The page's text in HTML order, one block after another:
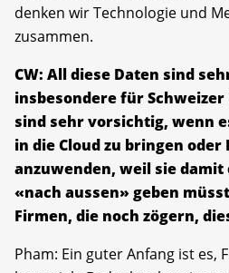
denken wir Technologie und
zusammen.
CW: All diese Daten sind
insbesondere für
sind sehr vorsichtig, wenn
in die Cloud zu bringen oder
anzuwenden, weil sie
«nach aussen» geben
Firmen, die noch zögern,
Pham: Ein guter Anfang ist es,